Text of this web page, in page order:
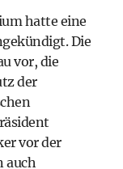
hatte eine
Die
vor, die
der
vor der
auch